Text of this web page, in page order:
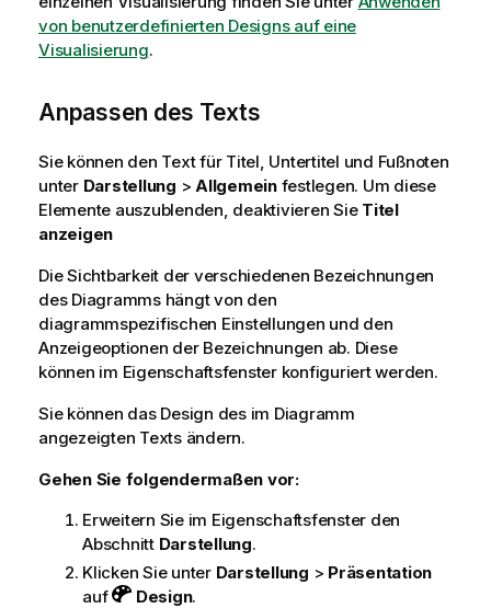
von benutzerdefinierten Designs auf eine
Visualisierung.
Anpassen des Texts
Sie können den Text für Titel, Untertitel und Fußnoten
unter Darstellung > Allgemeinfestlegen. Um diese
Elemente auszublenden, deaktivieren Sie Titel
anzeigen
Die Sichtbarkeit der verschiedenen Bezeichnungen
des Diagramms hängt von den
diagrammspezifischen Einstellungen und den
Anzeigeoptionen der Bezeichnungen ab. Diese
können im Eigenschaftsfenster konfiguriert werden.
Sie können das Design des im Diagramm
angezeigten Texts ändern.
Gehen Sie folgendermaßen vor:
Erweitern Sie im Eigenschaftsfenster den
Abschnitt Darstellung.
Klicken Sie unter Darstellung > Präsentation
auf
Design.